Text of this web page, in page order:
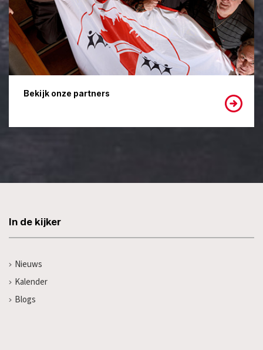
Bekijk onze partners
In de kijker
Nieuws
Kalender
Blogs